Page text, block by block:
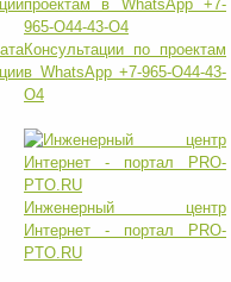
Консультации по проектам
в WhatsApp +7-965-O44-43-
O4
Инженерный центр
Интернет - портал PRO-
PTO.RU